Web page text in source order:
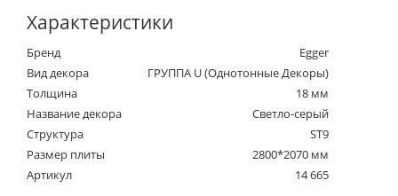
Характеристики
Бренд
Egger
Вид декора
ГРУППА U (Однотонные Декоры)
Толщина
18 мм
Название декора
Светло-серый
Структура
ST9
Размер плиты
2800*2070 мм
Артикул
14 665